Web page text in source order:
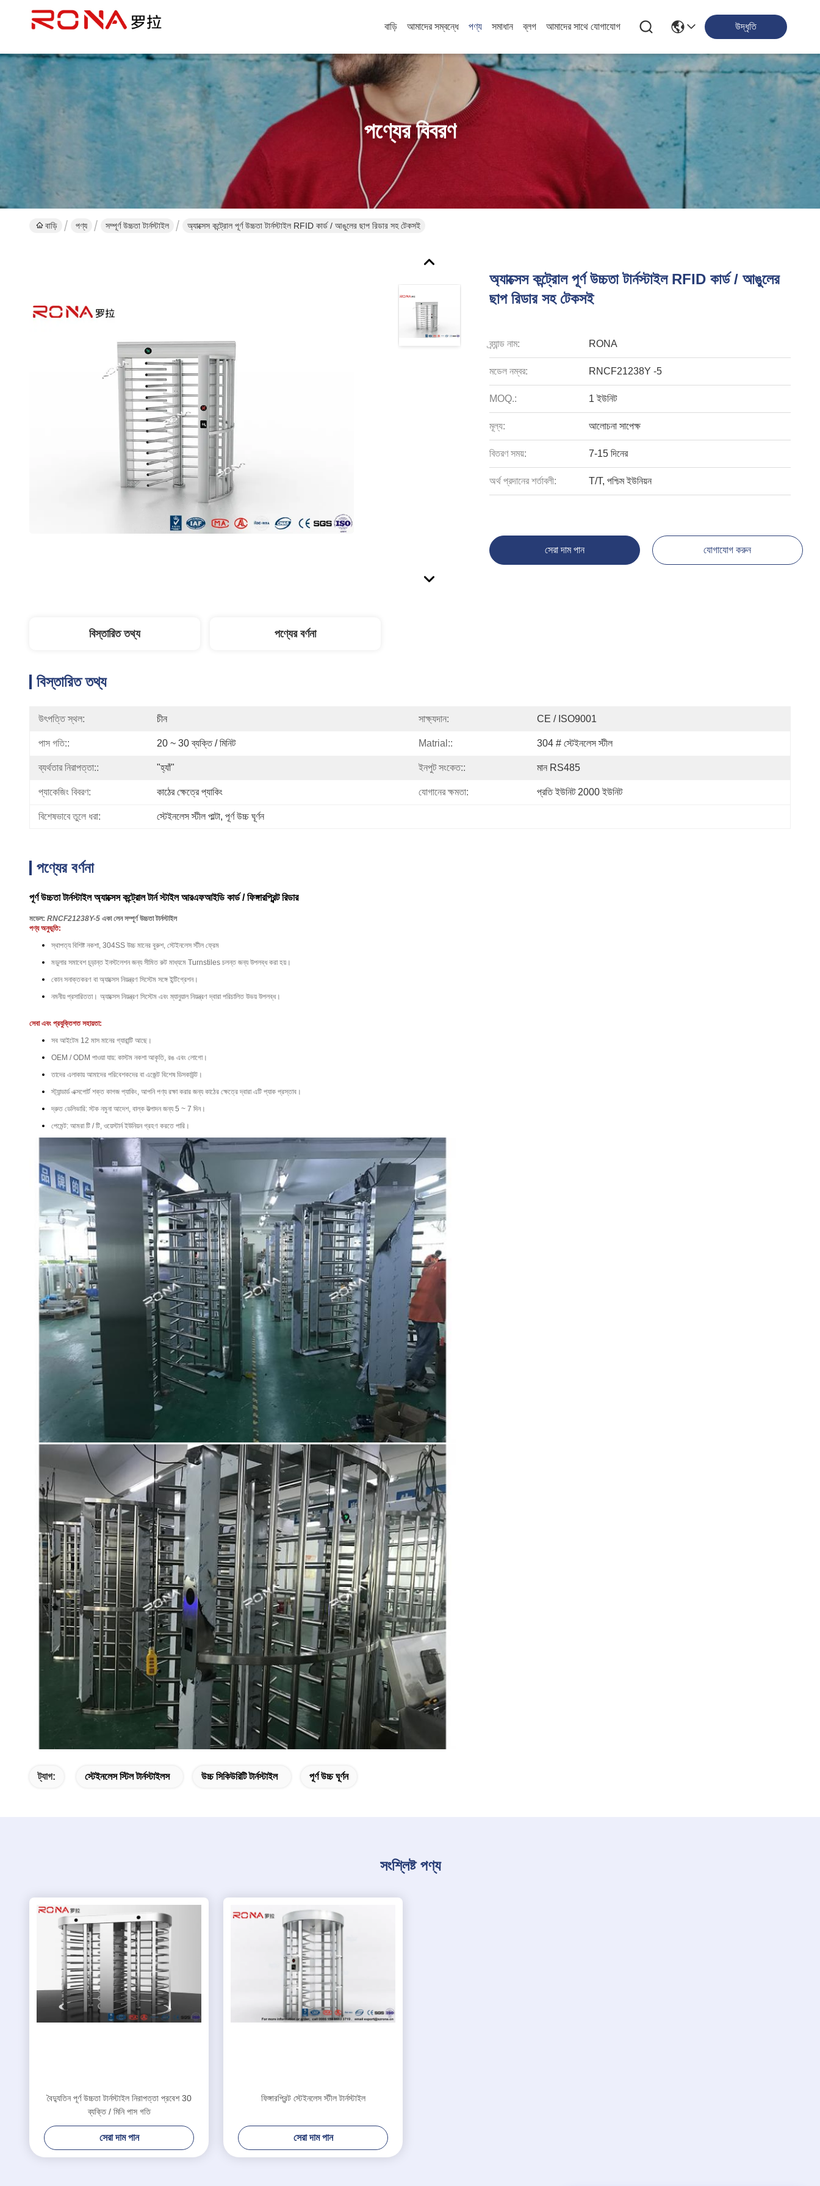
বাড়ি আমাদের সম্বন্ধে পণ্য সমাধান ব্লগ আমাদের সাথে যোগাযোগ উদ্ধৃতি
পণ্যের বিবরণ
বাড়ি পণ্য সম্পূর্ণ উচ্চতা টার্নস্টাইল অ্যাক্সেস কন্ট্রোল পূর্ণ উচ্চতা টার্নস্টাইল RFID কার্ড / আঙুলের ছাপ রিডার সহ টেকসই
অ্যাক্সেস কন্ট্রোল পূর্ণ উচ্চতা টার্নস্টাইল RFID কার্ড / আঙুলের
ছাপ রিডার সহ টেকসই
ব্র্যান্ড নাম: RONA
মডেল নম্বর: RNCF21238Y -5
MOQ.: 1 ইউনিট
মূল্য: আলোচনা সাপেক্ষ
বিতরণ সময়: 7-15 দিনের
অর্থ প্রদানের শর্তাবলী: T/T, পশ্চিম ইউনিয়ন
সেরা দাম পান যোগাযোগ করুন
বিস্তারিত তথ্য পণ্যের বর্ণনা
বিস্তারিত তথ্য
উৎপত্তি স্থল: চীন সাক্ষ্যদান: CE / ISO9001
পাস গতি:: 20 ~ 30 ব্যক্তি / মিনিট Matrial:: 304 # স্টেইনলেস স্টীল
ব্যর্থতার নিরাপত্তা:: "হ্যাঁ" ইনপুট সংকেত:: মান RS485
প্যাকেজিং বিবরণ: কাঠের ক্ষেত্রে প্যাকিং যোগানের ক্ষমতা: প্রতি ইউনিট 2000 ইউনিট
বিশেষভাবে তুলে ধরা: স্টেইনলেস স্টীল পাল্টা, পূর্ণ উচ্চ ঘূর্ণন
পণ্যের বর্ণনা
পূর্ণ উচ্চতা টার্নস্টাইল অ্যাক্সেস কন্ট্রোল টার্ন স্টাইল আরএফআইডি কার্ড / ফিঙ্গারপ্রিন্ট রিডার
মডেল: RNCF21238Y-5 একা লেন সম্পূর্ণ উচ্চতা টার্নস্টাইল
পণ্য অনুভূতি:
স্থাপত্য বিশিষ্ট নকশা, 304SS উচ্চ মানের বুরুশ, স্টেইনলেস স্টীল ফ্রেম
মডুলার সমাবেশ চূড়ান্ত ইনস্টলেশন জন্য সীমিত রুট মাধ্যমে Turnstiles চলন্ত জন্য উপলব্ধ করা হয়।
কোন সনাক্তকরণ বা অ্যাক্সেস নিয়ন্ত্রণ সিস্টেম সঙ্গে ইন্টিগ্রেশন।
নমনীয় প্রসারিততা। অ্যাক্সেস নিয়ন্ত্রণ সিস্টেম এবং ম্যানুয়াল নিয়ন্ত্রণ দ্বারা পরিচালিত উভয় উপলব্ধ।
সেবা এবং প্রযুক্তিগত সহায়তা:
সব আইটেম 12 মাস মানের গ্যারান্টি আছে।
OEM / ODM পাওয়া যায়: কাস্টম নকশা আকৃতি, রঙ এবং লোগো।
তাদের এলাকায় আমাদের পরিবেশকদের বা এজেন্ট বিশেষ ডিসকাউন্ট।
স্ট্যান্ডার্ড এক্সপোর্ট শক্ত কাগজ প্যাকিং, আপনি পণ্য রক্ষা করার জন্য কাঠের ক্ষেত্রে দ্বারা এটি প্যাক প্রস্তাব।
দ্রুত ডেলিভারি: স্টক নমুনা আদেশ, বাল্ক উত্পাদন জন্য 5 ~ 7 দিন।
পেমেন্ট: আমরা টি / টি, ওয়েস্টার্ন ইউনিয়ন গ্রহণ করতে পারি।
ট্যাগ: স্টেইনলেস স্টিল টার্নস্টাইলস উচ্চ সিকিউরিটি টার্নস্টাইল পূর্ণ উচ্চ ঘূর্ণন
সংশ্লিষ্ট পণ্য
বৈদ্যুতিন পূর্ণ উচ্চতা টার্নস্টাইল নিরাপত্তা প্রবেশ 30
ব্যক্তি / মিনি পাস গতি
সেরা দাম পান
ফিঙ্গারপ্রিন্ট স্টেইনলেস স্টীল টার্নস্টাইল
সেরা দাম পান